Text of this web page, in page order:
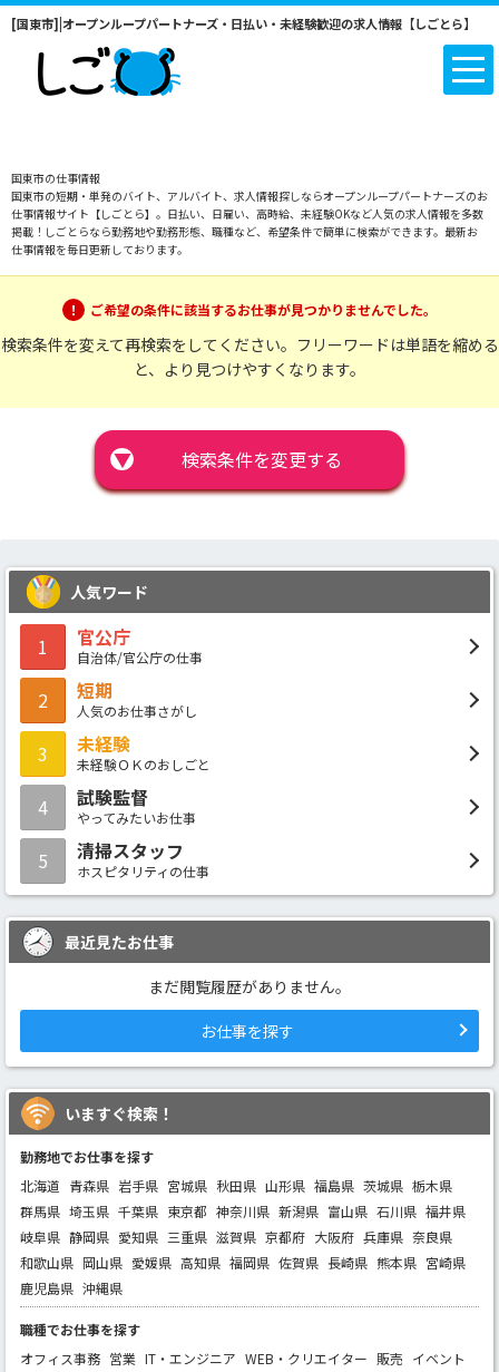
[国東市]|オープンループパートナーズ・日払い・未経験歓迎の求人情報【しごとら】
国東市の仕事情報
国東市の短期・単発のバイト、アルバイト、求人情報探しならオープンループパートナーズのお
仕事情報サイト【しごとら】。日払い、日雇い、高時給、未経験OKなど人気の求人情報を多数
掲載！しごとらなら勤務地や勤務形態、職種など、希望条件で簡単に検索ができます。最新お
仕事情報を毎日更新しております。
ご希望の条件に該当するお仕事が見つかりませんでした。
検索条件を変えて再検索をしてください。フリーワードは単語を縮める
と、より見つけやすくなります。
▼ 検索条件を変更する
人気ワード
1 官公庁
自治体/官公庁の仕事
2 短期
人気のお仕事さがし
3 未経験
未経験ＯＫのおしごと
4 試験監督
やってみたいお仕事
5 清掃スタッフ
ホスピタリティの仕事
最近見たお仕事
まだ閲覧履歴がありません。
お仕事を探す
いますぐ検索！
勤務地でお仕事を探す
北海道 青森県 岩手県 宮城県 秋田県 山形県 福島県 茨城県 栃木県
群馬県 埼玉県 千葉県 東京都 神奈川県 新潟県 富山県 石川県 福井県
岐阜県 静岡県 愛知県 三重県 滋賀県 京都府 大阪府 兵庫県 奈良県
和歌山県 岡山県 愛媛県 高知県 福岡県 佐賀県 長崎県 熊本県 宮崎県
鹿児島県 沖縄県
職種でお仕事を探す
オフィス事務 営業 IT・エンジニア WEB・クリエイター 販売 イベント